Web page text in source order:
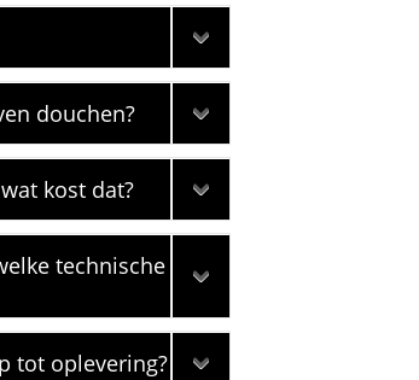
douchen?
kost dat?
technische
tot oplevering?